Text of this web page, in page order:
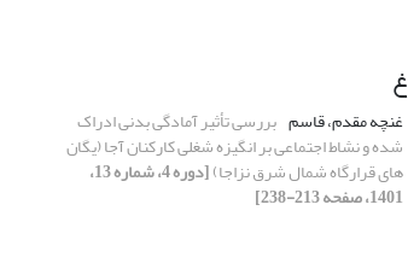
غ
غنچه مقدم، قاسم بررسی تأثیر آمادگی بدنی ادراک
شده و نشاط اجتماعی بر انگیزه شغلی کارکنان آجا (یگان
های قرارگاه شمال شرق نزاجا) [دوره 4، شماره 13،
1401، صفحه 213-238]